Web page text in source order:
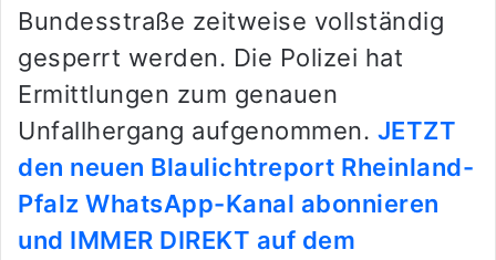
Bundesstraße zeitweise vollständig
gesperrt werden. Die Polizei hat
Ermittlungen zum genauen
Unfallhergang aufgenommen. JETZT
den neuen Blaulichtreport Rheinland-
Pfalz WhatsApp-Kanal abonnieren
und IMMER DIREKT auf dem